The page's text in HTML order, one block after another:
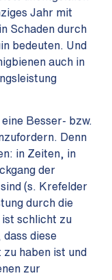
Jahr mit
Schaden durch
bedeuten. Und
auch in
Besser- bzw.
Denn
in Zeiten, in
der
(s. Krefelder
durch die
ist schlicht zu
diese
haben ist und
zur